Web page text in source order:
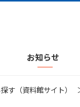
お知らせ
す（資料館サイト）